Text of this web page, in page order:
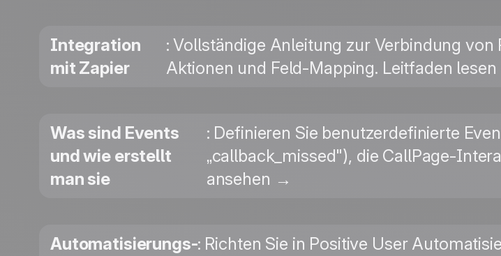
Integration
mit Zapier
: Vollständige Anleitung zur Verbindung
Aktionen und Feld-Mapping. Leitfaden
Was sind Events
und wie erstellt
man sie
: Definieren Sie benutzerdefinierte
„callback_missed"), die CallPage-
ansehen →
Automatisierungs-: Richten Sie in Positive User